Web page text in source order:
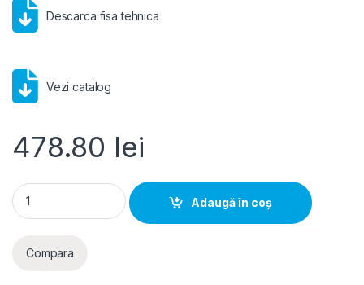
Descarca fisa tehnica
Vezi catalog
478.80 lei
Hager Orion Plus- Tablou Electric Metalic 300x250x160,
Adaugă în coș
Compara